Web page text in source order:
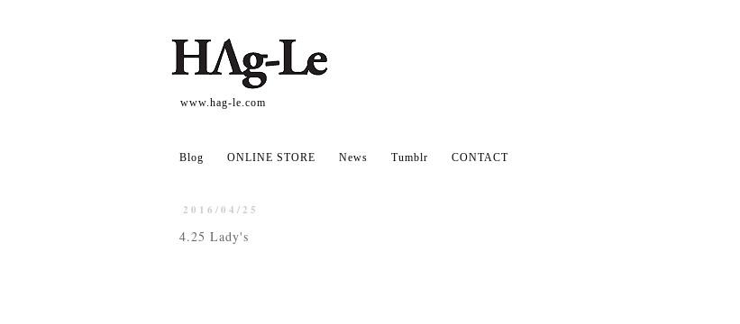
www.hag-le.com
Blog ONLINE STORE News Tumblr CONTACT
2016/04/25
4.25 Lady's